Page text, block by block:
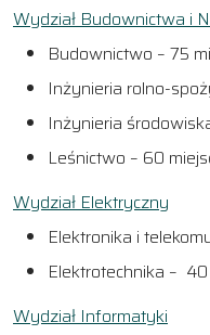
Wydział Budownictwa i
Budownictwo – 75
Inżynieria rolno-
Inżynieria
Leśnictwo – 60
Wydział Elektryczny
Elektronika i
Elektrotechnika –
Wydział Informatyki